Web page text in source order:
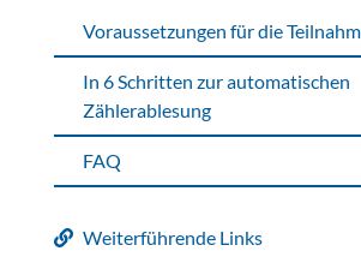
Voraussetzungen für die Teilnahme
In 6 Schritten zur automatischen
Zählerablesung
FAQ
Weiterführende Links